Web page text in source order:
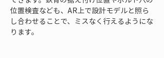
位置検査なども、AR上で設計モデルと照ら
し合わせることで、ミスなく行えるようにな
ります。